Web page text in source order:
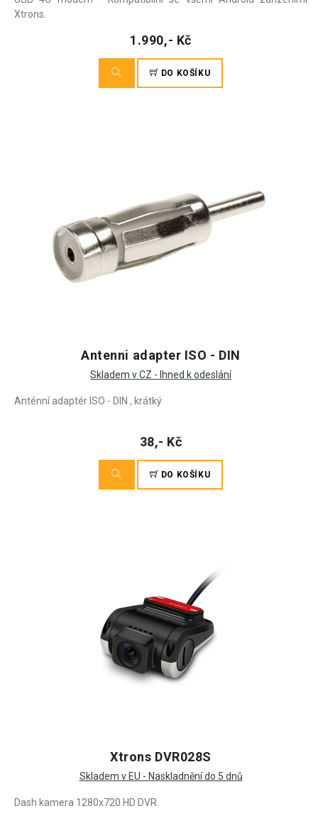
Xtrons.
1.990,- Kč
DO KOŠÍKU
Antenni adapter ISO - DIN
Skladem v CZ - Ihned k odeslání
Anténní adaptér ISO - DIN , krátký
38,- Kč
DO KOŠÍKU
Xtrons DVR028S
Skladem v EU - Naskladnění do 5 dnů
Dash kamera 1280x720 HD DVR.